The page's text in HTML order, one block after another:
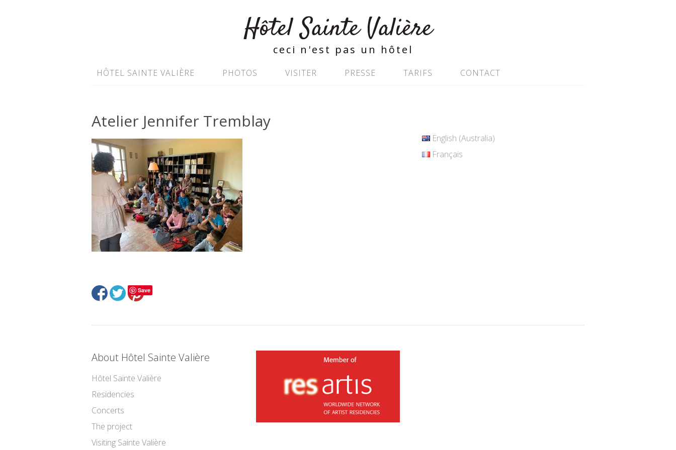
Hôtel Sainte Valière
ceci n'est pas un hôtel
HÔTEL SAINTE VALIÈRE PHOTOS VISITER PRESSE TARIFS CONTACT
Atelier Jennifer Tremblay
Save
English (Australia)
Français
About Hôtel Sainte Valière
Hôtel Sainte Valière
Residencies
Concerts
The project
Visiting Sainte Valière